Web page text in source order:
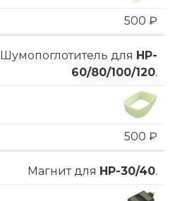
500 ₽
Шумопоглотитель для HP-
60/80/100/120.
500 ₽
Магнит для HP-30/40.